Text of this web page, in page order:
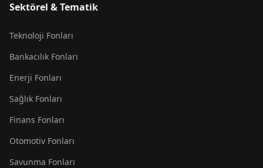
Sektörel & Tematik
Teknoloji Fonları
Bankacılık Fonları
Enerji Fonları
Sağlık Fonları
Finans Fonları
Otomotiv Fonları
Savunma Fonları